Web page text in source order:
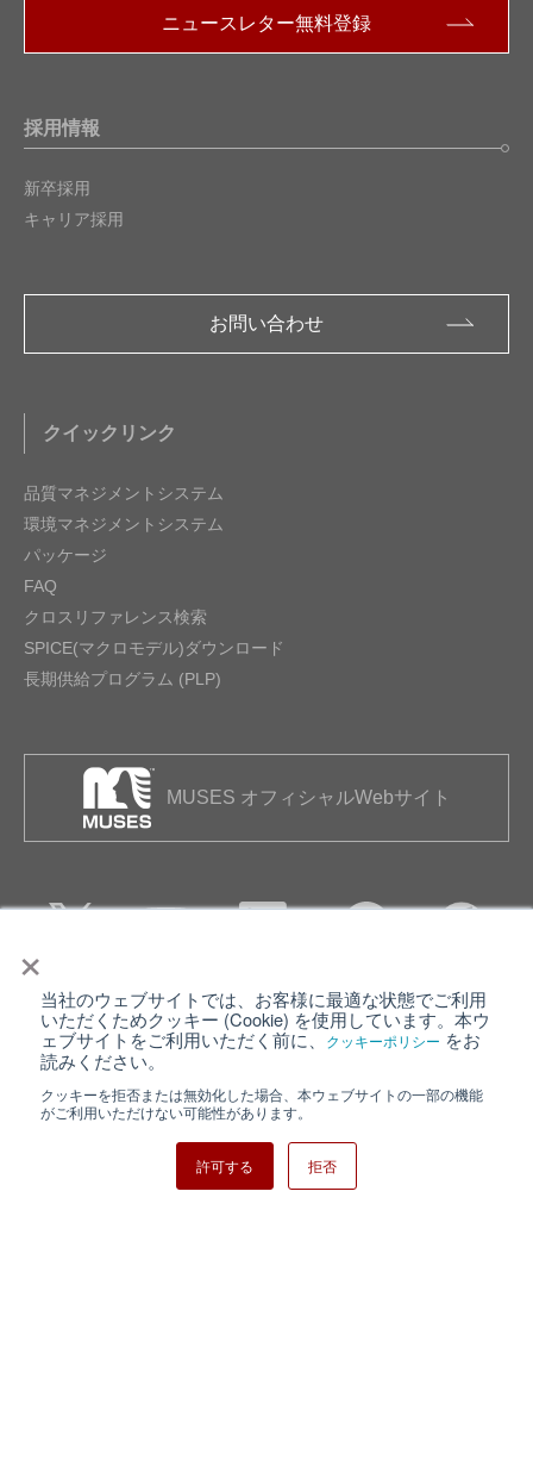
×
当社のウェブサイトでは、お客様に最適な状態でご利用
いただくためクッキー (Cookie) を使用しています。本ウ
ェブサイトをご利用いただく前に、
クッキーポリシー をお
読みください。
クッキーを拒否または無効化した場合、本ウェブサイトの一部の機能
がご利用いただけない可能性があります。
許可する 拒否
ニュースレター無料登録
採用情報
新卒採用
キャリア採用
お問い合わせ
クイックリンク
品質マネジメントシステム
環境マネジメントシステム
パッケージ
FAQ
クロスリファレンス検索
SPICE(マクロモデル)ダウンロード
長期供給プログラム (PLP)
MUSES オフィシャルWebサイト
個人情報保護について ウェブサイト利用規約
クッキーポリシー
日清紡ホールディングス
Copyright ⓒ Nisshinbo Micro Devices Inc. All Rights Reserved.